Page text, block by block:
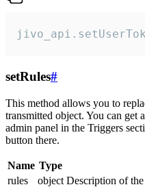
setRules#
This method allows you to
transmitted object. You can get
admin panel in the Triggers
button there.
Name Type
rules
object Description of